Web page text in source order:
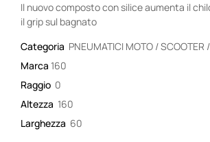
Il nuovo composto con silice aumenta il
il grip sul bagnato
Categoria PNEUMATICI MOTO / SCOOTER
Marca 160
Raggio 0
Altezza 160
Larghezza 60